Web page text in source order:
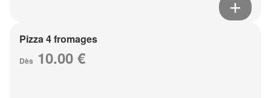
Pizza 4 fromages
Dès 10.00 €